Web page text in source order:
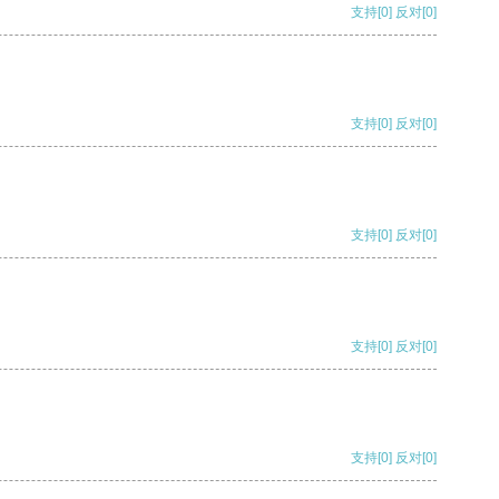
支持[0] 反对[0]
支持[0] 反对[0]
支持[0] 反对[0]
支持[0] 反对[0]
支持[0] 反对[0]